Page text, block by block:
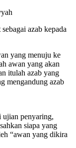
azab kepada
yang menuju ke
awan yang akan
itulah azab yang
mengandung azab
ujian penyaring,
siapa yang
“awan yang dikira